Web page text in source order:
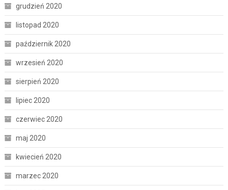
grudzień 2020
listopad 2020
październik 2020
wrzesień 2020
sierpień 2020
lipiec 2020
czerwiec 2020
maj 2020
kwiecień 2020
marzec 2020